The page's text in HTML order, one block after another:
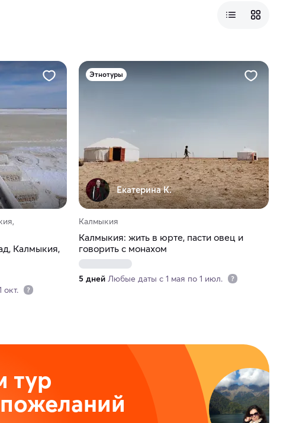
Калмыкия,
окт.
Этнотуры
Екатерина К.
Калмыкия
Калмыкия: жить в юрте, пасти овец и
говорить с монахом
5 дней Любые даты с 1 мая по 1 июл.
тур